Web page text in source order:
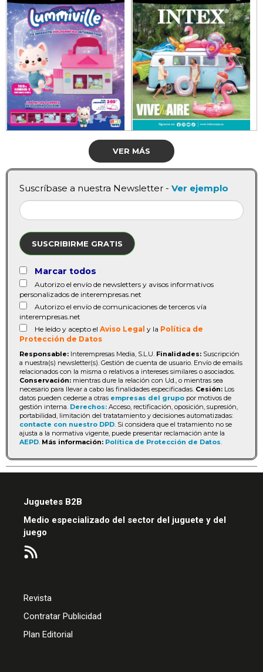
VER MÁS
Suscríbase a nuestra Newsletter - Ver ejemplo
SUSCRIBIRME GRATIS
Marcar todos
Autorizo el envío de newsletters y avisos informativos
personalizados de interempresas.net
Autorizo el envío de comunicaciones de terceros vía
interempresas.net
He leído y acepto el Aviso Legal y la Política de
Protección de Datos
Responsable: Interempresas Media, S.L.U. Finalidades: Suscripción
a nuestra(s) newsletter(s). Gestión de cuenta de usuario. Envío de emails
relacionados con la misma o relativos a intereses similares o asociados.
Conservación: mientras dure la relación con Ud., o mientras sea
necesario para llevar a cabo las finalidades especificadas. Cesión: Los
datos pueden cederse a otras empresas del grupo por motivos de
gestión interna. Derechos: Acceso, rectificación, oposición, supresión,
portabilidad, limitación del tratatamiento y decisiones automatizadas:
contacte con nuestro DPD . Si considera que el tratamiento no se
ajusta a la normativa vigente, puede presentar reclamación ante la
AEPD Más información: Política de Protección de Datos
Juguetes B2B
Medio especializado del sector del juguete y del
juego
Revista
Contratar Publicidad
Plan Editorial